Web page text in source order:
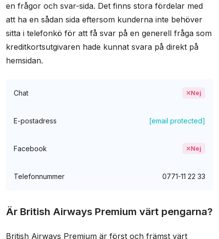
en frågor och svar-sida. Det finns stora fördelar med
att ha en sådan sida eftersom kunderna inte behöver
sitta i telefonkö för att få svar på en generell fråga som
kreditkortsutgivaren hade kunnat svara på direkt på
hemsidan.
Chat Nej
E-postadress [email protected]
Facebook Nej
Telefonnummer 0771-11 22 33
Är British Airways Premium värt pengarna?
British Airways Premium är först och främst värt